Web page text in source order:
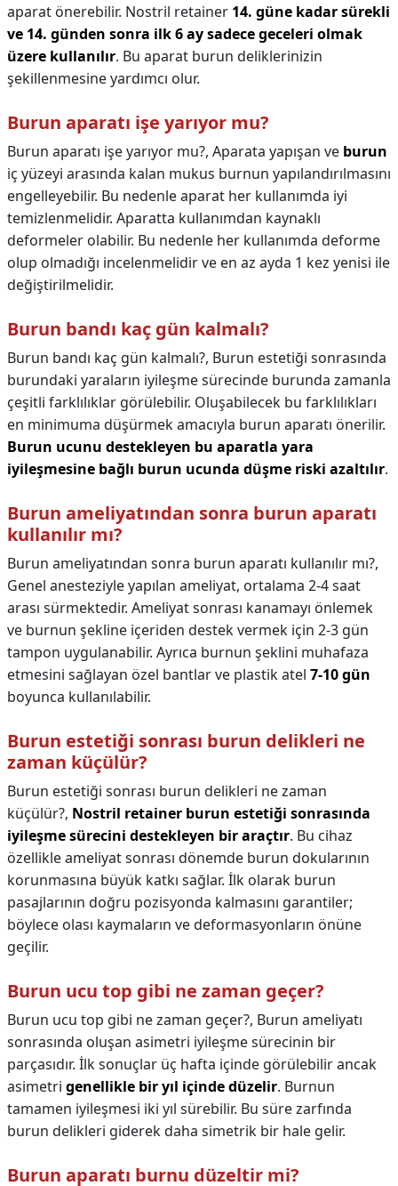
aparat önerebilir. Nostril retainer 14. güne kadar sürekli
ve 14. günden sonra ilk 6 ay sadece geceleri olmak
üzere kullanılır. Bu aparat burun deliklerinizin
şekillenmesine yardımcı olur.
Burun aparatı işe yarıyor mu?
Burun aparatı işe yarıyor mu?, Aparata yapışan ve burun
iç yüzeyi arasında kalan mukus burnun yapılandırılmasını
engelleyebilir. Bu nedenle aparat her kullanımda iyi
temizlenmelidir. Aparatta kullanımdan kaynaklı
deformeler olabilir. Bu nedenle her kullanımda deforme
olup olmadığı incelenmelidir ve en az ayda 1 kez yenisi ile
değiştirilmelidir.
Burun bandı kaç gün kalmalı?
Burun bandı kaç gün kalmalı?, Burun estetiği sonrasında
burundaki yaraların iyileşme sürecinde burunda zamanla
çeşitli farklılıklar görülebilir. Oluşabilecek bu farklılıkları
en minimuma düşürmek amacıyla burun aparatı önerilir.
Burun ucunu destekleyen bu aparatla yara
iyileşmesine bağlı burun ucunda düşme riski azaltılır.
Burun ameliyatından sonra burun aparatı
kullanılır mı?
Burun ameliyatından sonra burun aparatı kullanılır mı?,
Genel anesteziyle yapılan ameliyat, ortalama 2-4 saat
arası sürmektedir. Ameliyat sonrası kanamayı önlemek
ve burnun şekline içeriden destek vermek için 2-3 gün
tampon uygulanabilir. Ayrıca burnun şeklini muhafaza
etmesini sağlayan özel bantlar ve plastik atel 7-10 gün
boyunca kullanılabilir.
Burun estetiği sonrası burun delikleri ne
zaman küçülür?
Burun estetiği sonrası burun delikleri ne zaman
küçülür?, Nostril retainer burun estetiği sonrasında
iyileşme sürecini destekleyen bir araçtır. Bu cihaz
özellikle ameliyat sonrası dönemde burun dokularının
korunmasına büyük katkı sağlar. İlk olarak burun
pasajlarının doğru pozisyonda kalmasını garantiler;
böylece olası kaymaların ve deformasyonların önüne
geçilir.
Burun ucu top gibi ne zaman geçer?
Burun ucu top gibi ne zaman geçer?, Burun ameliyatı
sonrasında oluşan asimetri iyileşme sürecinin bir
parçasıdır. İlk sonuçlar üç hafta içinde görülebilir ancak
asimetri genellikle bir yıl içinde düzelir. Burnun
tamamen iyileşmesi iki yıl sürebilir. Bu süre zarfında
burun delikleri giderek daha simetrik bir hale gelir.
Burun aparatı burnu düzeltir mi?